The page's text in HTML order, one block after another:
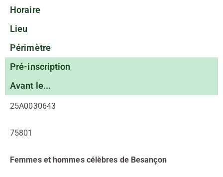
Horaire
Lieu
Périmètre
Pré-inscription
Avant le...
25A0030643
75801
Femmes et hommes célèbres de Besançon